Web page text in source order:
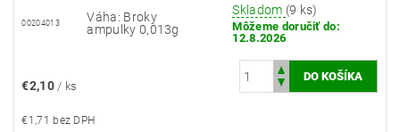
00204013
Váha: Broky
ampulky 0,013g
Skladom (9 ks)
Môžeme doručiť do:
12.8.2026
€2,10 / ks
€1,71 bez DPH